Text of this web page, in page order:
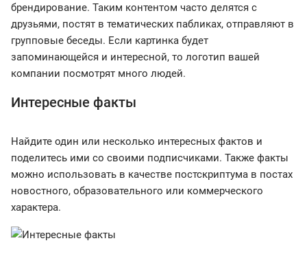
брендирование. Таким контентом часто делятся с
друзьями, постят в тематических пабликах, отправляют в
групповые беседы. Если картинка будет
запоминающейся и интересной, то логотип вашей
компании посмотрят много людей.
Интересные факты
Найдите один или несколько интересных фактов и
поделитесь ими со своими подписчиками. Также факты
можно использовать в качестве постскриптума в постах
новостного, образовательного или коммерческого
характера.